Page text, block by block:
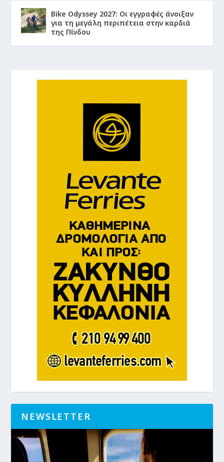
Bike Odyssey 2027: Οι εγγραφές άνοιξαν
για τη μεγάλη περιπέτεια στην καρδιά
της Πίνδου
NEWSLETTER